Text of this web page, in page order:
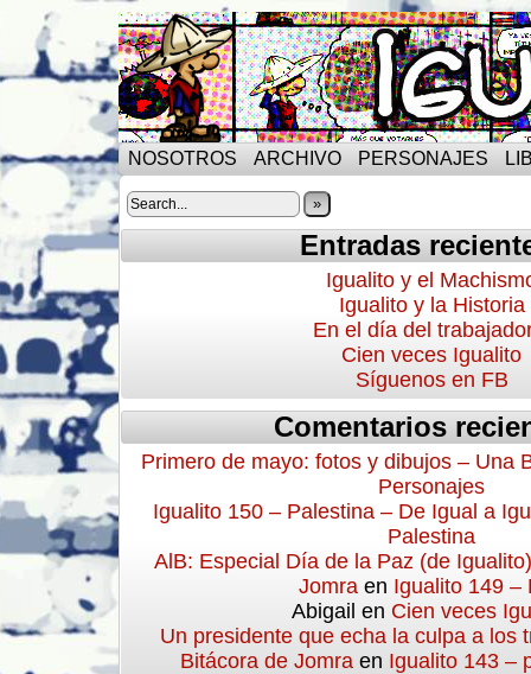
NOSOTROS ARCHIVO PERSONAJES
»
Entradas
Igualito y el
Igualito y la Historia
En el día del
Cien veces Igualito
Síguenos en FB
Comentarios
Primero de mayo: fotos y dibujos – Una
Personajes
Igualito 150 – Palestina – De Igual a
Palestina
AlB: Especial Día de la Paz (de
Jomra en Igualito 149 –
Abigail en Cien veces
Un presidente que echa la culpa a los
Bitácora de Jomra en Igualito 143 –